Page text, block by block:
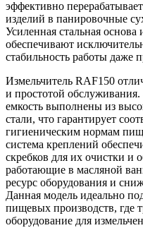
эффективно
изделий в панировочные
Усиленная стальная
обеспечивают
стабильность работы даже
Измельчитель RAF150
и простотой
емкость выполнены из
стали, что гарантирует
гигиеническим нормам
система креплений
скребков для их очистки и
работающие в масляной
ресурс оборудования и
Данная модель идеально
пищевых производств, где
оборудование для